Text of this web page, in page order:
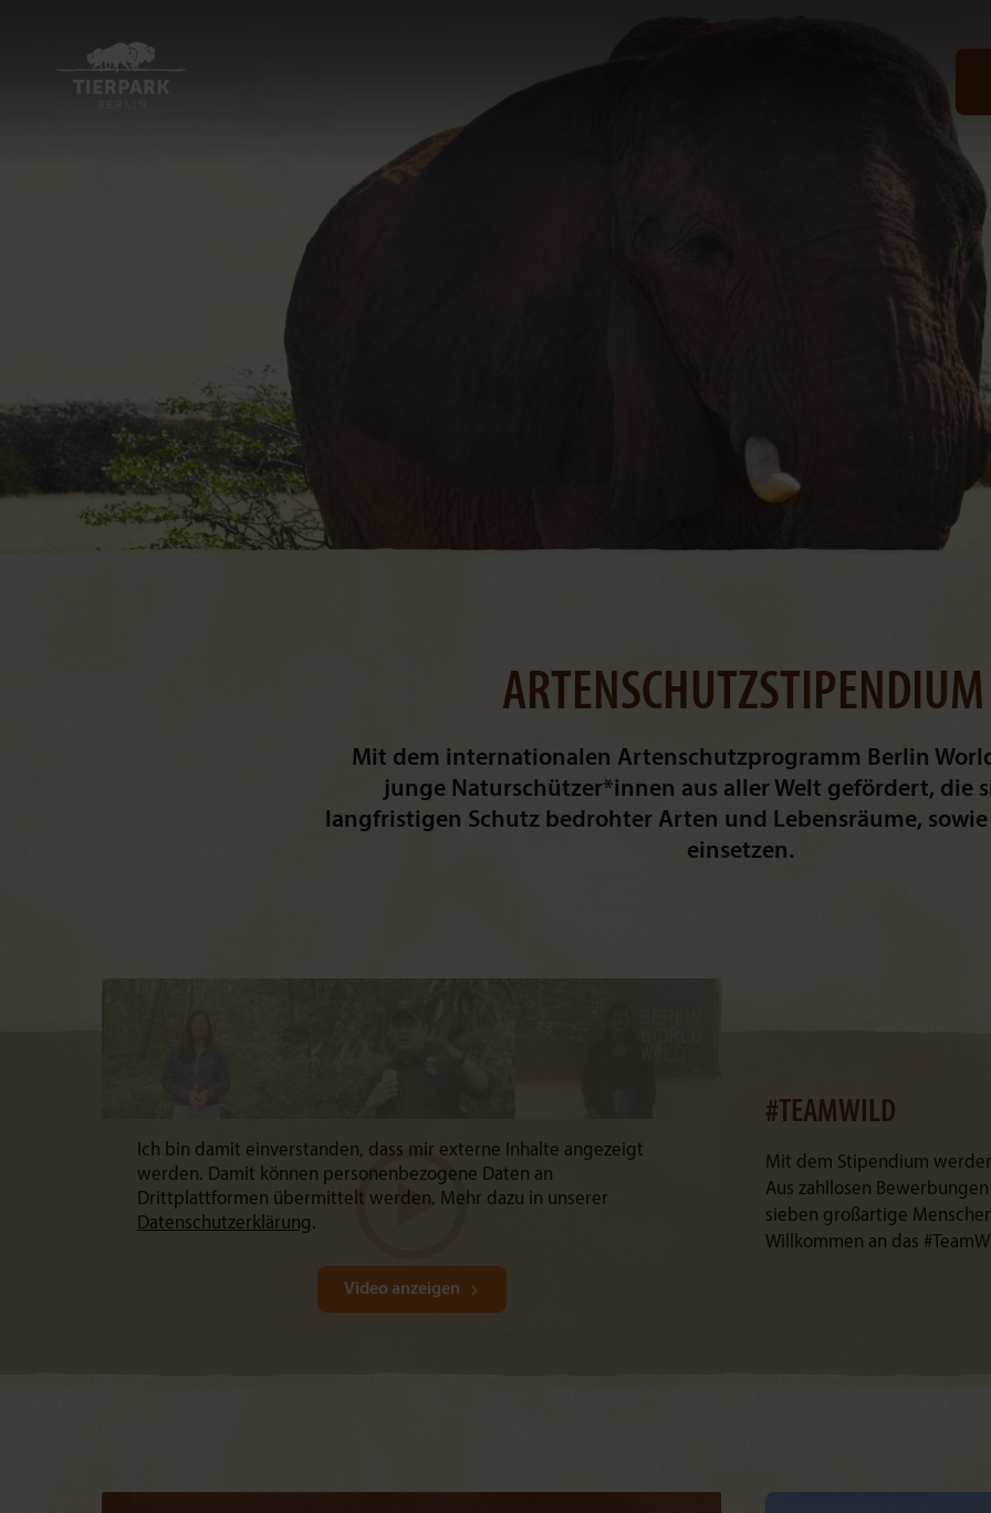
ARTENSCHUTZSTIPENDIUM
Mit dem internationalen Artenschutzprogramm Berlin
junge Naturschützer*innen aus aller Welt gefördert, die
langfristigen Schutz bedrohter Arten und Lebensräume,
einsetzen.
Ich bin damit einverstanden, dass mir externe Inhalte angezeigt
werden. Damit können personenbezogene Daten an
Drittplattformen übermittelt werden. Mehr dazu in unserer
Datenschutzerklärung.
Video anzeigen
#TEAMWILD
Mit dem Stipendium
Aus zahllosen
sieben großartige
Willkommen an das